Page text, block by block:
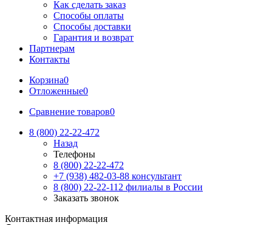
Как сделать заказ
Способы оплаты
Способы доставки
Гарантия и возврат
Партнерам
Контакты
Корзина0
Отложенные0
Сравнение товаров0
8 (800) 22-22-472
Назад
Телефоны
8 (800) 22-22-472
+7 (938) 482-03-88 консультант
8 (800) 22-22-112 филиалы в России
Заказать звонок
Контактная информация